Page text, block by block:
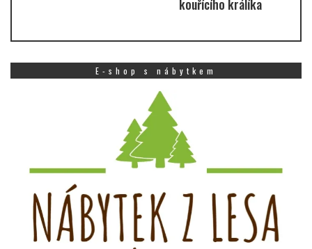
kouřícího králíka
E-shop s nábytkem